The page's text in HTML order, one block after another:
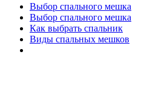
Выбор спального мешка
Выбор спального мешка
Как выбрать спальник
Виды спальных мешков